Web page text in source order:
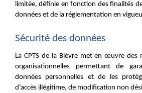
limitée, définie en fonction des finalités
données et de la réglementation en
Sécurité des données
La CPTS de la Bièvre met en œuvre des
organisationnelles permettant de
données personnelles et de les
d’accès illégitime, de modification non